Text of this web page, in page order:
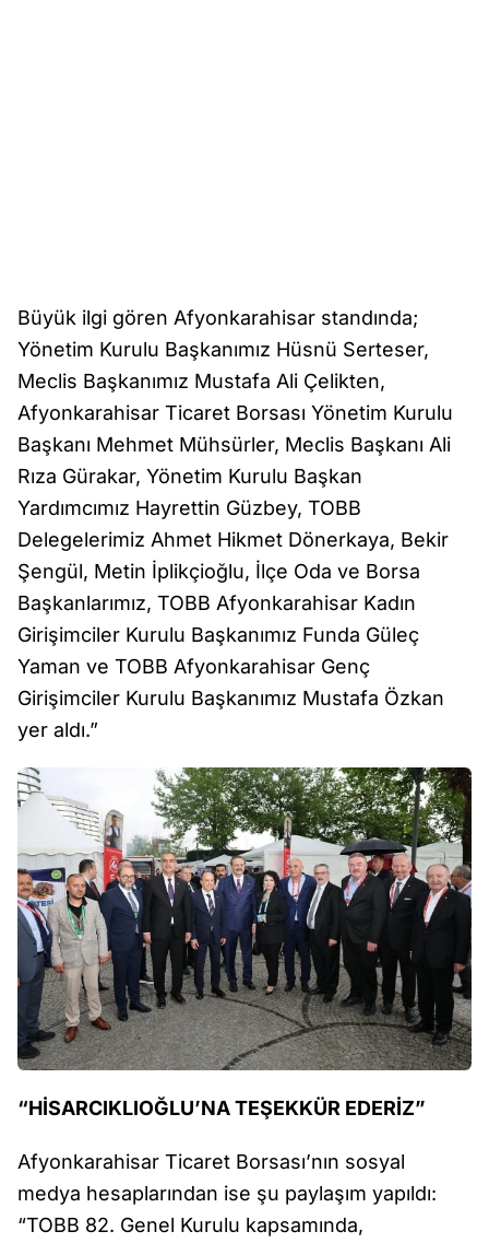
Büyük ilgi gören Afyonkarahisar standında;
Yönetim Kurulu Başkanımız Hüsnü Serteser,
Meclis Başkanımız Mustafa Ali Çelikten,
Afyonkarahisar Ticaret Borsası Yönetim Kurulu
Başkanı Mehmet Mühsürler, Meclis Başkanı Ali
Rıza Gürakar, Yönetim Kurulu Başkan
Yardımcımız Hayrettin Güzbey, TOBB
Delegelerimiz Ahmet Hikmet Dönerkaya, Bekir
Şengül, Metin İplikçioğlu, İlçe Oda ve Borsa
Başkanlarımız, TOBB Afyonkarahisar Kadın
Girişimciler Kurulu Başkanımız Funda Güleç
Yaman ve TOBB Afyonkarahisar Genç
Girişimciler Kurulu Başkanımız Mustafa Özkan
yer aldı.”
“HİSARCIKLIOĞLU’NA TEŞEKKÜR EDERİZ”
Afyonkarahisar Ticaret Borsası’nın sosyal
medya hesaplarından ise şu paylaşım yapıldı:
“TOBB 82. Genel Kurulu kapsamında,